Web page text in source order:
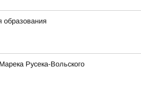
образования
Русека-Вольского